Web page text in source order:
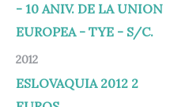
2012
ESLOVAQUIA 2012 2